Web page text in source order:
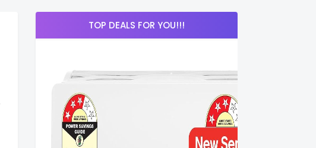
TOP DEALS FOR YOU!!!